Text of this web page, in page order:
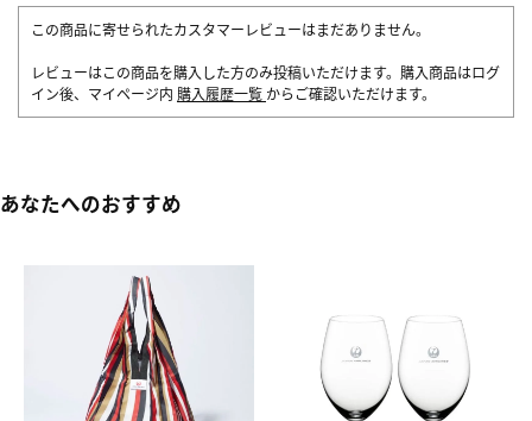
この商品に寄せられたカスタマーレビューはまだありません。
レビューはこの商品を購入した方のみ投稿いただけます。購入商品はログ
イン後、マイページ内 購入履歴一覧 からご確認いただけます。
あなたへのおすすめ